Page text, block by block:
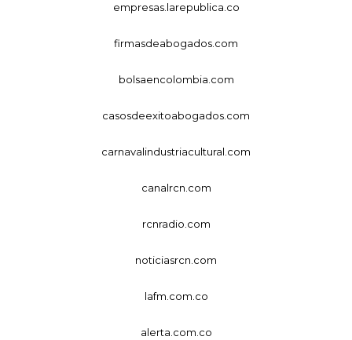
empresas.larepublica.co
firmasdeabogados.com
bolsaencolombia.com
casosdeexitoabogados.com
carnavalindustriacultural.com
canalrcn.com
rcnradio.com
noticiasrcn.com
lafm.com.co
alerta.com.co